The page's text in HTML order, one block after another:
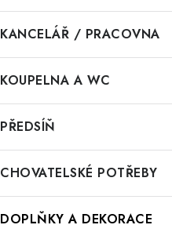
KANCELÁŘ / PRACOVNA
KOUPELNA A WC
PŘEDSÍŇ
CHOVATELSKÉ POTŘEBY
DOPLŇKY A DEKORACE